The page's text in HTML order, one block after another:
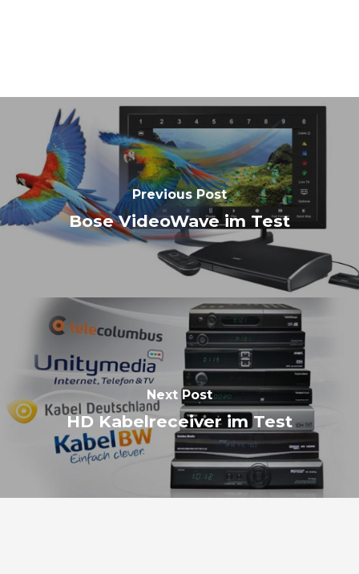
Previous Post
Bose VideoWave im Test
Next Post
HD Kabelreceiver im Test